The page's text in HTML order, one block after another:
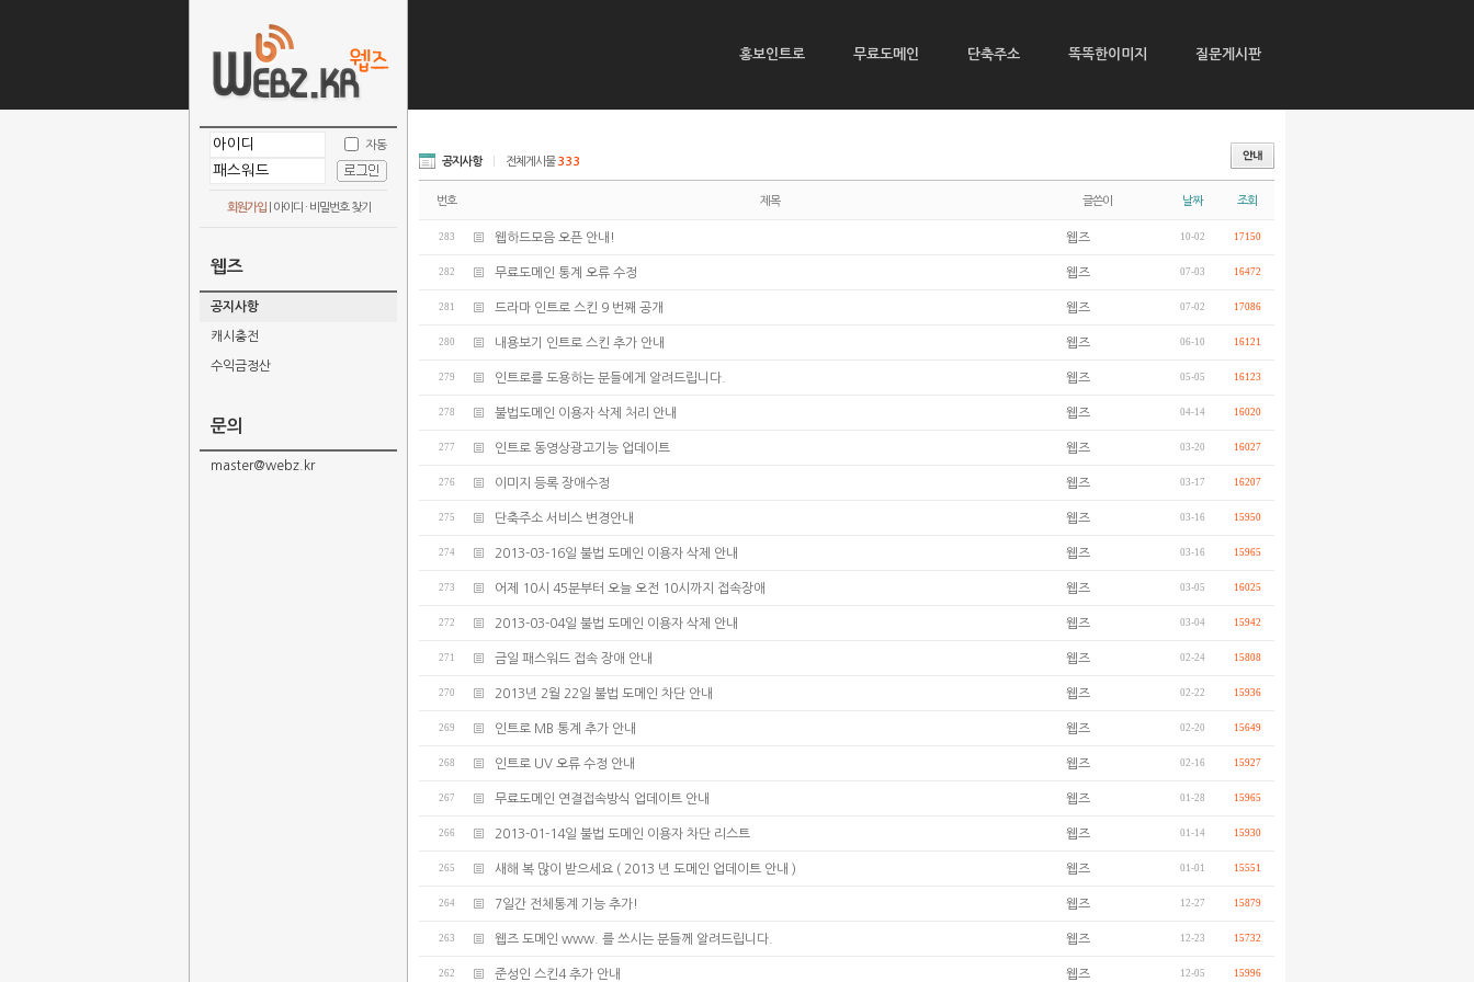
홍보인트로 무료도메인 단축주소 똑똑한이미지 질문게시판
자동
회원가입| 아이디 · 비밀번호 찾기
웹즈
공지사항
캐시충전
수익금정산
문의
master@webz.kr
공지사항 전체게시물333
번호 제목 글쓴이 날짜 조회
283 웹하드모음 오픈 안내! 웹즈 10-02 17150
282 무료도메인 통계 오류 수정 웹즈 07-03 16472
281 드라마 인트로 스킨 9 번째 공개 웹즈 07-02 17086
280 내용보기 인트로 스킨 추가 안내 웹즈 06-10 16121
279 인트로를 도용하는 분들에게 알려드립니다. 웹즈 05-05 16123
278 불법도메인 이용자 삭제 처리 안내 웹즈 04-14 16020
277 인트로 동영상광고기능 업데이트 웹즈 03-20 16027
276 이미지 등록 장애수정 웹즈 03-17 16207
275 단축주소 서비스 변경안내 웹즈 03-16 15950
274 2013-03-16일 불법 도메인 이용자 삭제 안내 웹즈 03-16 15965
273 어제 10시 45분부터 오늘 오전 10시까지 접속장애 웹즈 03-05 16025
272 2013-03-04일 불법 도메인 이용자 삭제 안내 웹즈 03-04 15942
271 금일 패스워드 접속 장애 안내 웹즈 02-24 15808
270 2013년 2월 22일 불법 도메인 차단 안내 웹즈 02-22 15936
269 인트로 MB 통계 추가 안내 웹즈 02-20 15649
268 인트로 UV 오류 수정 안내 웹즈 02-16 15927
267 무료도메인 연결접속방식 업데이트 안내 웹즈 01-28 15965
266 2013-01-14일 불법 도메인 이용자 차단 리스트 웹즈 01-14 15930
265 새해 복 많이 받으세요 ( 2013 년 도메인 업데이트 안내 ) 웹즈 01-01 15551
264 7일간 전체통계 기능 추가! 웹즈 12-27 15879
263 웹즈 도메인 www. 를 쓰시는 분들께 알려드립니다. 웹즈 12-23 15732
262 준성인 스킨4 추가 안내 웹즈 12-05 15996